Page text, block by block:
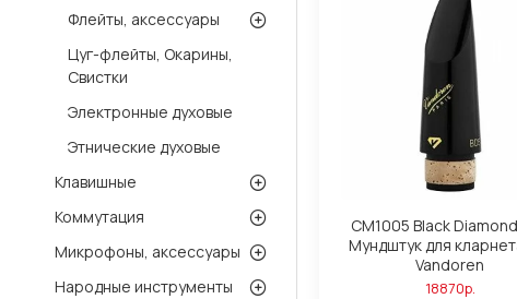
Флейты, аксессуары
Цуг-флейты, Окарины,
Свистки
Электронные духовые
Этнические духовые
Клавишные
Коммутация
Микрофоны, аксессуары
Народные инструменты
CM1005 Black
Мундштук для
Vandoren
18870р.